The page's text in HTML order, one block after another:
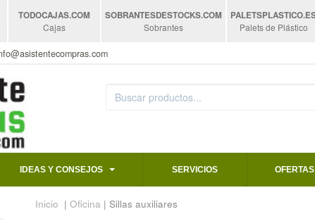
TODOCAJAS.COM
Cajas
SOBRANTESDESTOCKS.COM
Sobrantes
PALETSPLASTICO
Palets de Plástico
IDEAS Y CONSEJOS SERVICIOS OFERTAS
Inicio | Oficina | Sillas auxiliares